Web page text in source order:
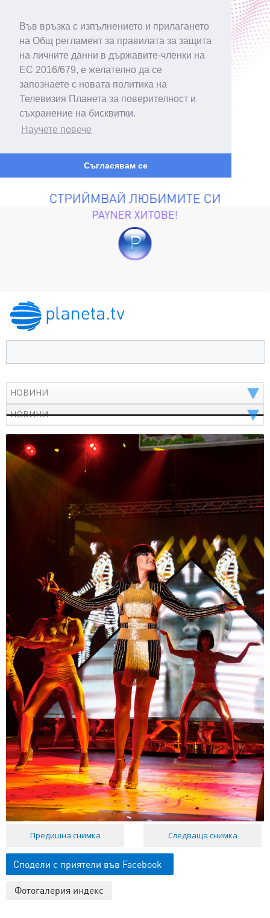
Във връзка с изпълнението и прилагането
на Общ регламент за правилата за защита
на личните данни в държавите-членки на
ЕС 2016/679, е желателно да се
запознаете с новата политика на
Телевизия Планета за поверителност и
съхранение на бисквитки.
Научете повече
Съгласявам се
Предишна снимка Следваща снимка
Сподели с приятели във Facebook
Фотогалерия индекс